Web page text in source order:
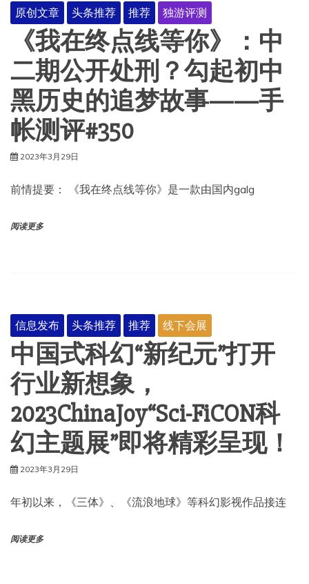
原创文章 头条推荐 推荐 独游评测
《我在终点线等你》：中
二期公开处刑？勾起初中
黑历史的追梦故事——手
帐测评#350
2023年3月29日
前情提要： 《我在终点线等你》是一款由国内galg
阅读更多
信息发布 头条推荐 推荐 线下会展
中国式科幻“新纪元”打开
行业新想象，
2023ChinaJoy“Sci-FiCON科
幻主题展”即将精彩呈现！
2023年3月29日
年初以来，《三体》、《流浪地球》等科幻影视作品接连
阅读更多